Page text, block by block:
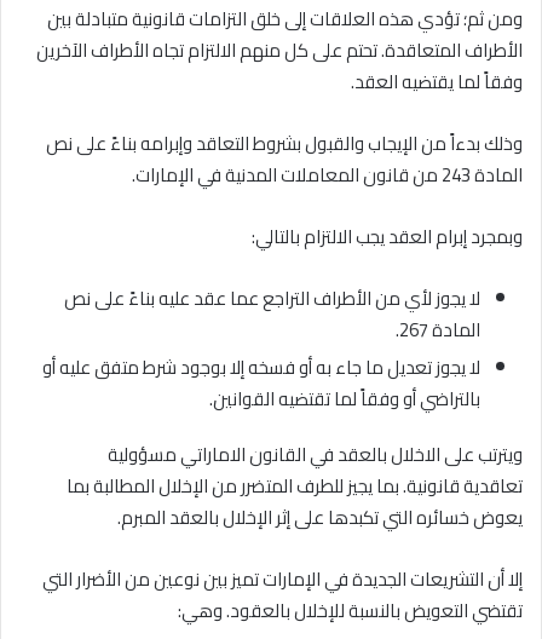
ومن ثم؛ تؤدي هذه العلاقات إلى خلق التزامات قانونية متبادلة بين
الأطراف المتعاقدة. تحتم على كل منهم الالتزام تجاه الأطراف الآخرين
وفقاً لما يقتضيه العقد.
وذلك بدءاً من الإيجاب والقبول بشروط التعاقد وإبرامه بناءً على نص
المادة 243 من قانون المعاملات المدنية في الإمارات.
وبمجرد إبرام العقد يجب الالتزام بالتالي:
لا يجوز لأي من الأطراف التراجع عما عقد عليه بناءً على نص
المادة 267.
لا يجوز تعديل ما جاء به أو فسخه إلا بوجود شرط متفق عليه أو
بالتراضي أو وفقاً لما تقتضيه القوانين.
ويترتب على الاخلال بالعقد في القانون الاماراتي مسؤولية
تعاقدية قانونية. بما يجيز للطرف المتضرر من الإخلال المطالبة بما
يعوض خسائره التي تكبدها على إثر الإخلال بالعقد المبرم.
إلا أن التشريعات الجديدة في الإمارات تميز بين نوعين من الأضرار التي
تقتضي التعويض بالنسبة للإخلال بالعقود. وهي: